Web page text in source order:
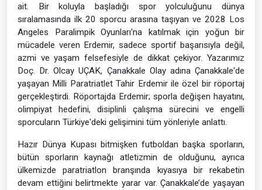
ait. Bir koluyla başladığı spor yolculuğunu dünya
sıralamasında ilk 20 sporcu arasına taşıyan ve 2028 Los
Angeles Paralimpik Oyunları'na katılmak için yoğun bir
mücadele veren Erdemir, sadece sportif başarısıyla değil,
azmi ve yaşam felsefesiyle de dikkat çekiyor. Yazarımız
Doç. Dr. Olcay UÇAK, Çanakkale Olay adına Çanakkale'de
yaşayan Milli Paratriatlet Tahir Erdemir ile özel bir röportaj
gerçekleştirdi. Röportajda Erdemir; sporla değişen hayatını,
olimpiyat hedefini, disiplinli çalışma sürecini ve engelli
sporcuların Türkiye'deki gelişimini tüm yönleriyle anlattı.
Hazır Dünya Kupası bitmişken futboldan başka sporların,
bütün sporların kaynağı atletizmin de olduğunu, ayrıca
ülkemizde paratriatlon branşında kıyasıya bir rekabetin
devam ettiğini belirtmekte yarar var. Çanakkale’de yaşayan